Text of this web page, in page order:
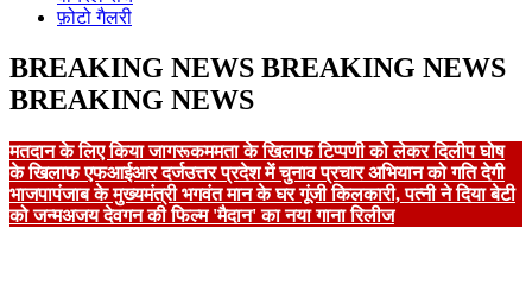
फ़ोटो गैलरी
BREAKING NEWS BREAKING NEWS
BREAKING NEWS
मतदान के लिए किया जागरूकममता के खिलाफ टिप्पणी को लेकर दिलीप घोष
के खिलाफ एफआईआर दर्जउत्तर प्रदेश में चुनाव प्रचार अभियान को गति देगी
भाजपापंजाब के मुख्यमंत्री भगवंत मान के घर गूंजी किलकारी, पत्नी ने दिया बेटी
को जन्मअजय देवगन की फिल्म 'मैदान' का नया गाना रिलीज